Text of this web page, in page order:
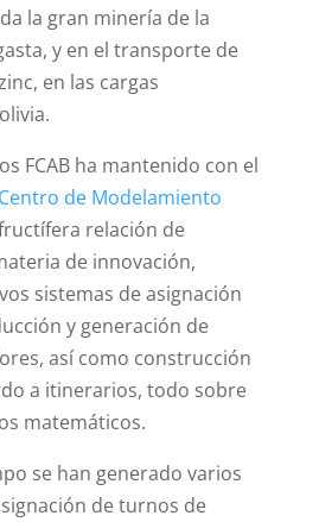
la gran minería de la
y en el transporte de
en las cargas
FCAB ha mantenido con el
de Modelamiento
relación de
de innovación,
sistemas de asignación
y generación de
así como construcción
a itinerarios, todo sobre
matemáticos.
se han generado varios
de turnos de